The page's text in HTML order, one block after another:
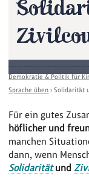
Demokratie & Politik für
Sprache üben ›Solidarität
Für ein gutes
höflicher und
manchen
dann, wenn
Solidaritätund